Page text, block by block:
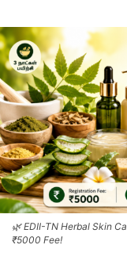
🌿 EDII-TN Herbal Skin
₹5000 Fee!